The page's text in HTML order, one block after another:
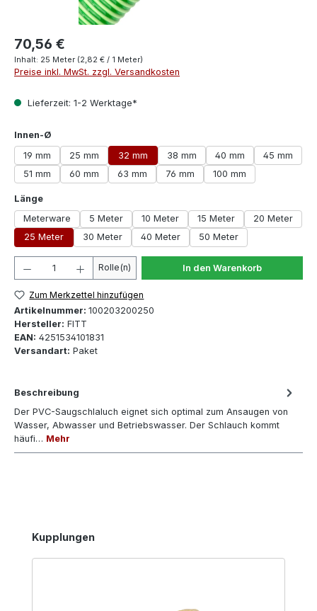
70,56 €
Inhalt: 25 Meter (2,82 € / 1 Meter)
Preise inkl. MwSt. zzgl. Versandkosten
Lieferzeit: 1-2 Werktage*
Innen-Ø
19 mm
25 mm 32 mm 38 mm 40 mm
45 mm
51 mm
60 mm 63 mm 76 mm 100 mm
Längeauswählen
Meterware
5 Meter 10 Meter 15 Meter
20 Meter
25 Meter
30 Meter 40 Meter 50 Meter
Produkt Anzahl: Gib den gewünschten Wert ein
Rolle(n) In den Warenkorb
Zum Merkzettel hinzufügen
Artikelnummer: 100203200250
Hersteller: FITT
EAN: 4251534101831
Versandart: Paket
Beschreibung
Der PVC-Saugschlaluch eignet sich optimal zum Ansaugen von
Wasser, Abwasser und Betriebswasser. Der Schlauch kommt
häufi… Mehr
Produktgalerie überspringen
Kupplungen